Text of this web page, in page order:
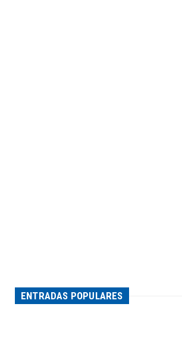
ENTRADAS POPULARES